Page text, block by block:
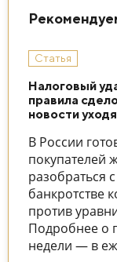
Статья
Налоговый
правила
новости
В России
покупателей
разобраться
банкротстве
против
Подробнее о
недели — в